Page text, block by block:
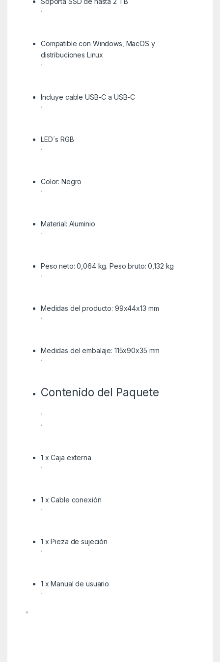
‘
Compatible con Windows, MacOS y
distribuciones Linux
‘
Incluye cable USB-C a USB-C
‘
LED´s RGB
‘
Color: Negro
‘
Material: Aluminio
‘
Peso neto: 0,064 kg. Peso bruto: 0,132 kg
‘
Medidas del producto: 99x44x13 mm
‘
Medidas del embalaje: 115x90x35 mm
‘
Contenido del Paquete
‘
‘
1 x Caja externa
‘
1 x Cable conexión
‘
1 x Pieza de sujeción
‘
1 x Manual de usuario
‘
“